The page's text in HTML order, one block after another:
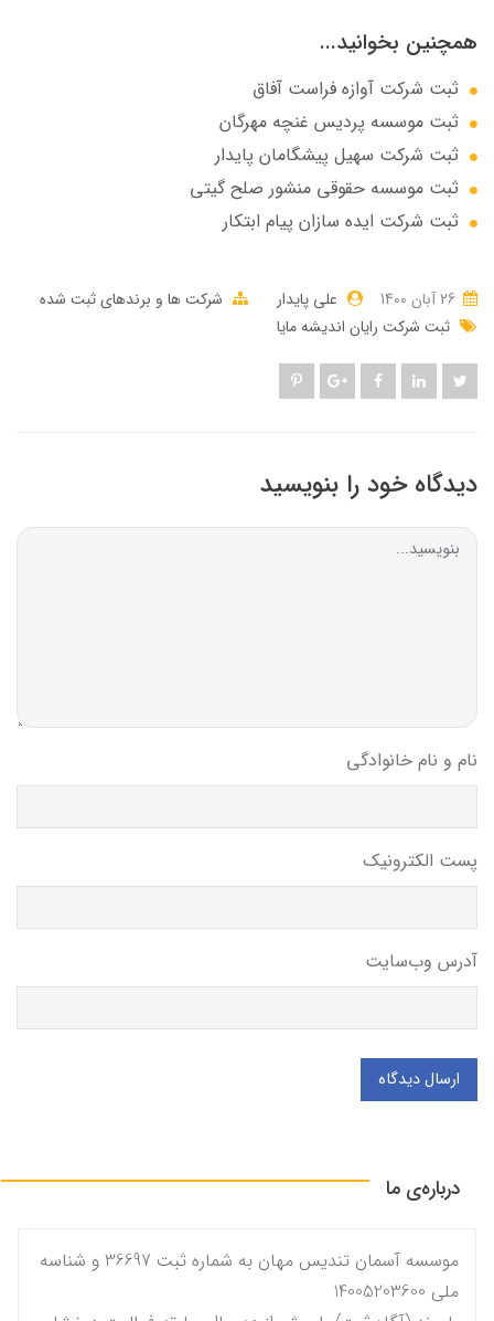
همچنین بخوانید...
ثبت شرکت آوازه فراست آفاق
ثبت موسسه پردیس غنچه مهرگان
ثبت شرکت سهيل پيشگامان پايدار
ثبت موسسه حقوقی منشور صلح گیتی
ثبت شرکت ایده سازان پیام ابتکار
علی پایدار
شرکت ها و برندهای ثبت شده
ثبت شرکت رایان اندیشه مایا
دیدگاه خود را بنویسید
نام و نام خانوادگی
پست الکترونیک
آدرس وب‌سایت
ارسال دیدگاه
درباره‌ی ما
موسسه آسمان تندیس مهان به شماره ثبت 36697 و شناسه
ملی 14005203600